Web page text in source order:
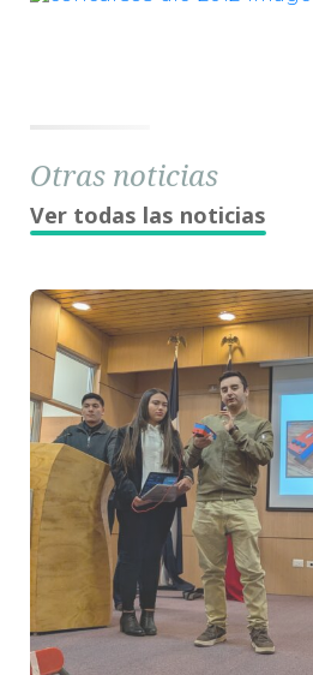
Otras noticias
Ver todas las noticias